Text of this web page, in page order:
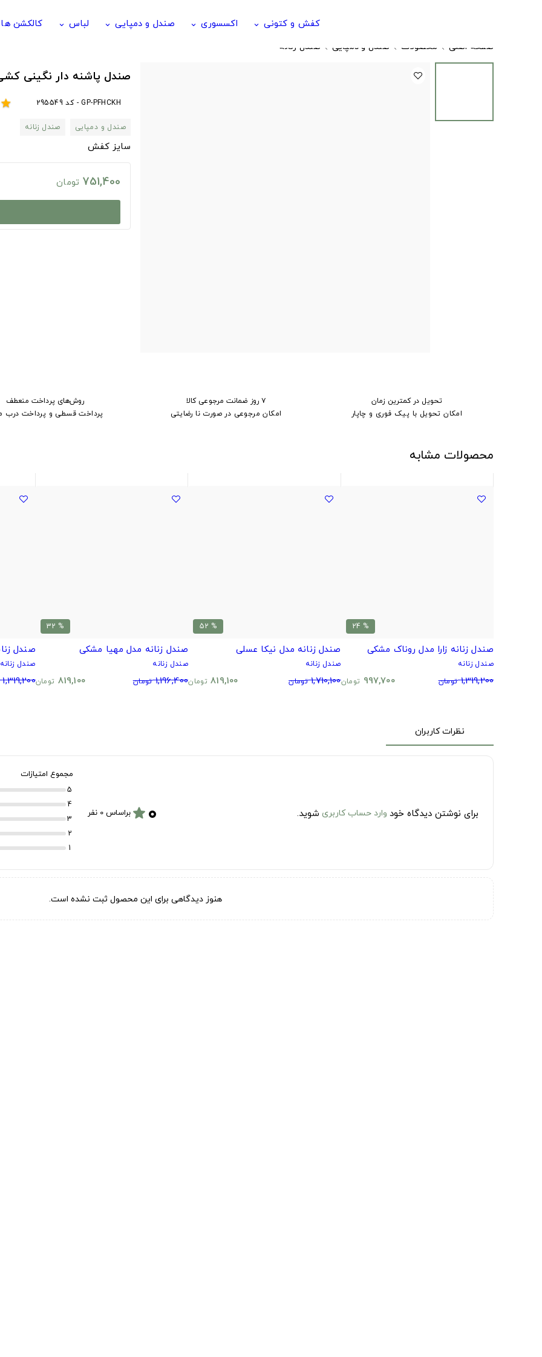
کفش و کتونی keyboard_arrow_down اکسسوری keyboard_arrow_down صندل و دمپایی keyboard_arrow_down لباس keyboard_arrow_down کالکشن ها
صفحه اصلی محصولات صندل و دمپایی صندل زنانه
صندل پاشنه دار نگینی
GP-PFHCKH - کد 295549 star
صندل و دمپایی
صندل زنانه
سایز کفش
751,400 تومان
تحویل در کمترین زمان
امکان تحویل با پیک فوری و چاپار
۷ روز ضمانت مرجوعی کالا
امکان مرجوعی در صورت نا رضایتی
روش‌های پرداخت منعطف
پرداخت قسطی و پرداخت درب
محصولات مشابه
% 24
صندل زنانه زارا مدل روناک مشکی
صندل زنانه
1,319,200 تومان 997,700 تومان
% 52
صندل زنانه مدل نیکا عسلی
صندل زنانه
1,710,100 تومان 819,100 تومان
% 32
صندل زنانه مدل مهیا مشکی
صندل زنانه
1,196,400 تومان 819,100 تومان
صندل
صندل زنانه
1,319,200
نظرات کاربران
برای نوشتن دیدگاه خود وارد حساب کاربری شوید. ۰ starبراساس 0 نفر
مجموع امتیازات
5
4
3
2
1
هنوز دیدگاهی برای این محصول ثبت نشده است.